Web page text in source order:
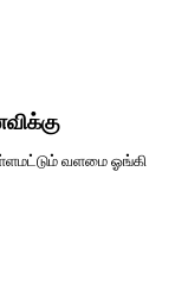
வளமை ஓங்கி